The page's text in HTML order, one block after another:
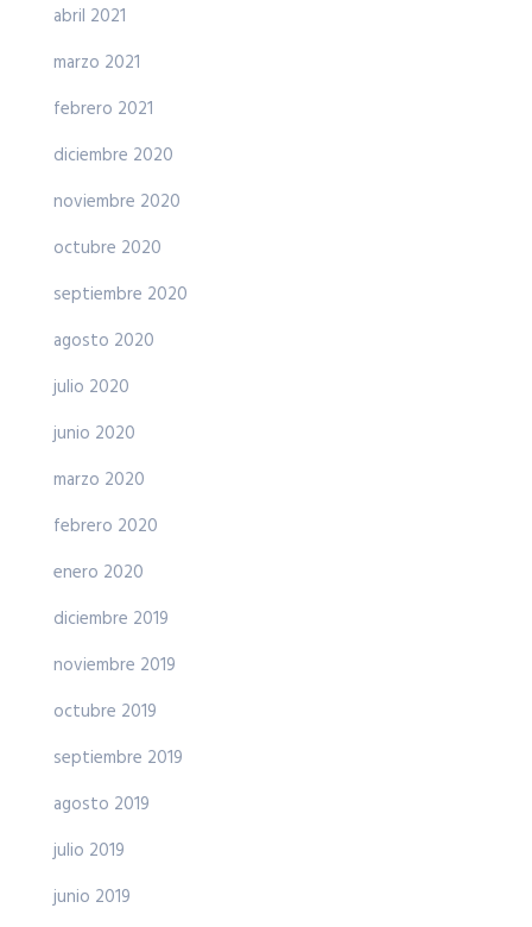
abril 2021
marzo 2021
febrero 2021
diciembre 2020
noviembre 2020
octubre 2020
septiembre 2020
agosto 2020
julio 2020
junio 2020
marzo 2020
febrero 2020
enero 2020
diciembre 2019
noviembre 2019
octubre 2019
septiembre 2019
agosto 2019
julio 2019
junio 2019